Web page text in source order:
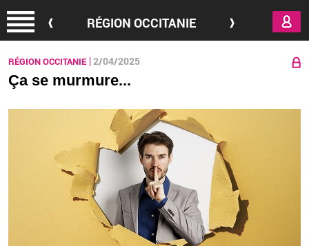
RÉGION OCCITANIE
RÉGION OCCITANIE 2/04/2025
Ça se murmure...